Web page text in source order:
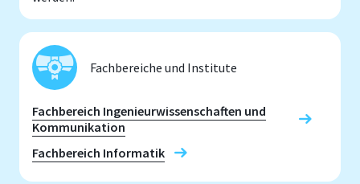
Fachbereiche und Institute
Fachbereich Ingenieurwissenschaften und
Kommunikation
Fachbereich Informatik